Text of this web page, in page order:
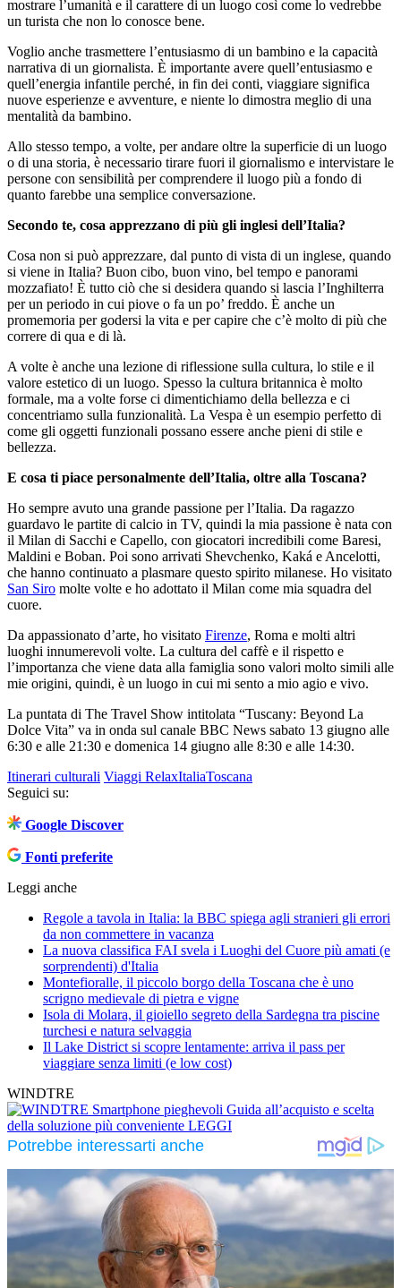
mostrare l’umanità e il carattere di un luogo così come lo vedrebbe
un turista che non lo conosce bene.
Voglio anche trasmettere l’entusiasmo di un bambino e la capacità
narrativa di un giornalista. È importante avere quell’entusiasmo e
quell’energia infantile perché, in fin dei conti, viaggiare significa
nuove esperienze e avventure, e niente lo dimostra meglio di una
mentalità da bambino.
Allo stesso tempo, a volte, per andare oltre la superficie di un luogo
o di una storia, è necessario tirare fuori il giornalismo e intervistare le
persone con sensibilità per comprendere il luogo più a fondo di
quanto farebbe una semplice conversazione.
Secondo te, cosa apprezzano di più gli inglesi dell’Italia?
Cosa non si può apprezzare, dal punto di vista di un inglese, quando
si viene in Italia? Buon cibo, buon vino, bel tempo e panorami
mozzafiato! È tutto ciò che si desidera quando si lascia l’Inghilterra
per un periodo in cui piove o fa un po’ freddo. È anche un
promemoria per godersi la vita e per capire che c’è molto di più che
correre di qua e di là.
A volte è anche una lezione di riflessione sulla cultura, lo stile e il
valore estetico di un luogo. Spesso la cultura britannica è molto
formale, ma a volte forse ci dimentichiamo della bellezza e ci
concentriamo sulla funzionalità. La Vespa è un esempio perfetto di
come gli oggetti funzionali possano essere anche pieni di stile e
bellezza.
E cosa ti piace personalmente dell’Italia, oltre alla Toscana?
Ho sempre avuto una grande passione per l’Italia. Da ragazzo
guardavo le partite di calcio in TV, quindi la mia passione è nata con
il Milan di Sacchi e Capello, con giocatori incredibili come Baresi,
Maldini e Boban. Poi sono arrivati ​​Shevchenko, Kaká e Ancelotti,
che hanno continuato a plasmare questo spirito milanese. Ho visitato
San Siro molte volte e ho adottato il Milan come mia squadra del
cuore.
Da appassionato d’arte, ho visitato Firenze, Roma e molti altri
luoghi innumerevoli volte. La cultura del caffè e il rispetto e
l’importanza che viene data alla famiglia sono valori molto simili alle
mie origini, quindi, è un luogo in cui mi sento a mio agio e vivo.
La puntata di The Travel Show intitolata “Tuscany: Beyond La
Dolce Vita” va in onda sul canale BBC News sabato 13 giugno alle
6:30 e alle 21:30 e domenica 14 giugno alle 8:30 e alle 14:30.
Itinerari culturali Viaggi RelaxItaliaToscana
Seguici su:
Google Discover
Fonti preferite
Leggi anche
Regole a tavola in Italia: la BBC spiega agli stranieri gli errori
da non commettere in vacanza
La nuova classifica FAI svela i Luoghi del Cuore più amati (e
sorprendenti) d'Italia
Montefioralle, il piccolo borgo della Toscana che è uno
scrigno medievale di pietra e vigne
Isola di Molara, il gioiello segreto della Sardegna tra piscine
turchesi e natura selvaggia
Il Lake District si scopre lentamente: arriva il pass per
viaggiare senza limiti (e low cost)
WINDTRE
Smartphone pieghevoli Guida all’acquisto e scelta
della soluzione più conveniente LEGGI